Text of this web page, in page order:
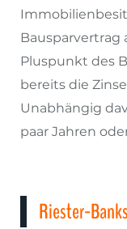
Bausparvertrag
Pluspunkt des
bereits die
Unabhängig
paar Jahren
Riester-